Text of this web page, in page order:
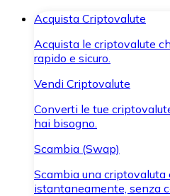
Acquista Criptovalute
Acquista le criptovalute
rapido e sicuro.
Vendi Criptovalute
Converti le tue
hai bisogno.
Scambia (Swap)
Scambia una criptovaluta
istantaneamente, senza